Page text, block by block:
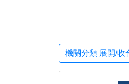
機關分類 展開/收